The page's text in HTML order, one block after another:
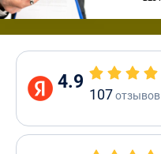
4.9
107отзывов